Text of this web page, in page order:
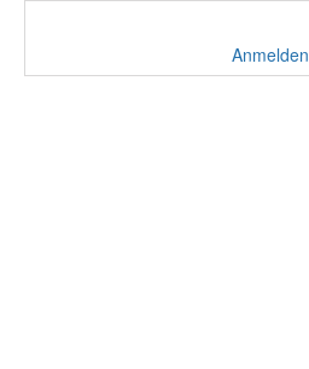
Anmelden